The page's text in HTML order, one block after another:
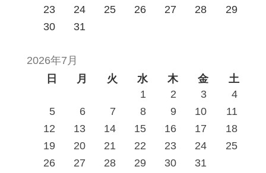
23
24 25 26 27 28
29
30
31
2026年7月
日
月 火 水 木 金
土
1
2 3
4
5
6 7 8 9 10
11
12
13 14 15 16 17
18
19
20 21 22 23 24
25
26
27 28 29 30 31